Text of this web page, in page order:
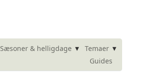
Sæsoner & helligdage ▾ Temaer ▾
Guides